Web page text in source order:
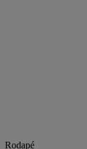
Rodapé